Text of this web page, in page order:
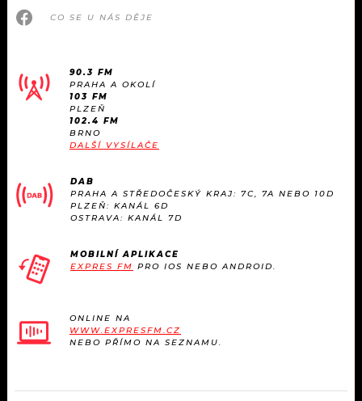
#NEBUDUDOMA
KVÍZY
KULTURA
OSTATNÍ
APLIKACE
PLAYLIST
JAK NALADIT
SOUTĚŽE
CO SE U NÁS DĚJE
90.3 FM
PRAHA A OKOLÍ
103 FM
PLZEŇ
102.4 FM
BRNO
DALŠÍ VYSÍLAČE
DAB
PRAHA A STŘEDOČESKÝ KRAJ: 7C, 7A NEBO 10D
PLZEŇ: KANÁL 6D
OSTRAVA: KANÁL 7D
MOBILNÍ APLIKACE
EXPRES FM PRO IOS NEBO ANDROID.
ONLINE NA
WWW.EXPRESFM.CZ
NEBO PŘÍMO NA SEZNAMU.